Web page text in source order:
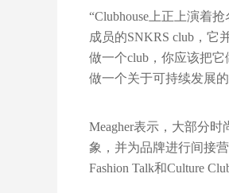
“Clubhouse上正上演着
成员的SNKRS club，它
做一个club，你应该把
做一个关于可持续发展
Meagher表示，大部分
象，并为品牌进行间接
Fashion Talk和Culture